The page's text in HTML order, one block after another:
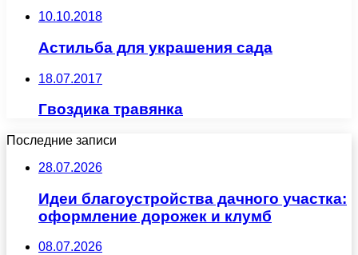
10.10.2018
Астильба для украшения сада
18.07.2017
Гвоздика травянка
Последние записи
28.07.2026
Идеи благоустройства дачного участка:
оформление дорожек и клумб
08.07.2026